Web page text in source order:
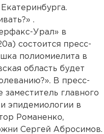
.
Урал» в
состоится пресс-
полиомиелита в
область будет
В пресс-
главного
эпидемиологии в
Романенко,
Сергей Абросимов.